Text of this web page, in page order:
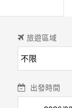
旅遊區域
出發時間